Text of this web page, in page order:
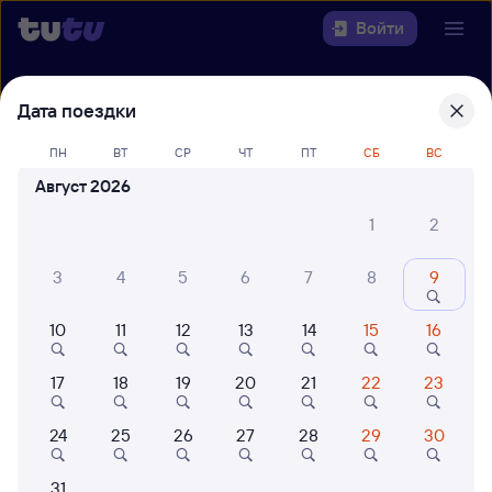
Войти
Выберите день, чтобы найти
Когда
Кто едет
Найти поезда
Дата поездки
ПН ВТ СР ЧТ ПТ СБ ВС
Август 2026
1
2
3 4 5 6 7 8 9
10 11 12 13 14 15 16
17 18 19 20 21 22 23
24 25 26 27 28 29 30